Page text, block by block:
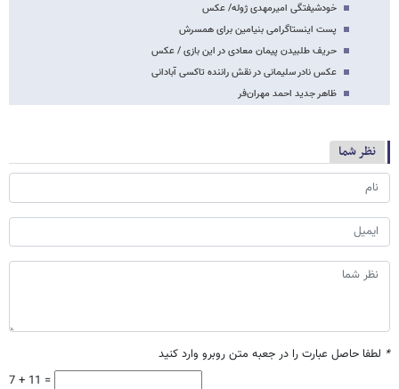
خودشیفتگی امیرمهدی ژوله/ عکس
پست اینستاگرامی بنیامین برای همسرش
حریف طلبیدن پیمان معادی در این بازی / عکس
عکس نادر سلیمانی در نقش راننده تاکسی آبادانی
ظاهر جدید احمد مهران‌فر
نظر شما
* لطفا حاصل عبارت را در جعبه متن روبرو وارد کنید
7 + 11 =